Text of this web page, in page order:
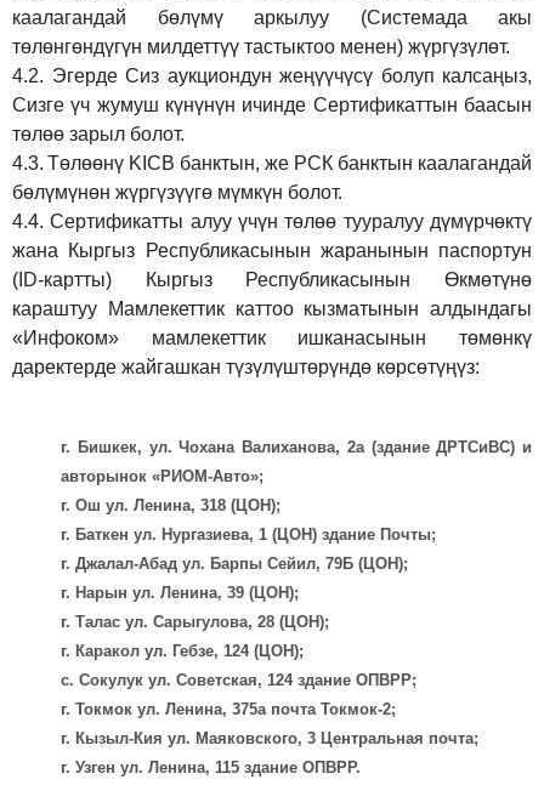
каалагандай бөлүмү аркылуу (Системада акы
төлөнгөндүгүн милдеттүү тастыктоо менен) жүргүзүлөт.
4.2. Эгерде Сиз аукциондун жеңүүчүсү болуп калсаңыз,
Сизге үч жумуш күнүнүн ичинде Сертификаттын баасын
төлөө зарыл болот.
4.3. Төлөөнү KICB банктын, же РСК банктын каалагандай
бөлүмүнөн жүргүзүүгө мүмкүн болот.
4.4.Сертификатты алуу үчүн төлөө тууралуу дүмүрчөктү
жана Кыргыз Республикасынын жаранынын паспортун
(ID-картты) Кыргыз Республикасынын Өкмөтүнө
караштуу Мамлекеттик каттоо кызматынын алдындагы
«Инфоком» мамлекеттик ишканасынын төмөнкү
даректерде жайгашкан түзүлүштөрүндө көрсөтүңүз:
г. Бишкек, ул. Чохана Валиханова, 2а (здание ДРТСиВС) и
авторынок «РИОМ-Авто»;
г. Ош ул. Ленина, 318 (ЦОН);
г. Баткен ул. Нургазиева, 1 (ЦОН) здание Почты;
г. Джалал-Абад ул. Барпы Сейил, 79Б (ЦОН);
г. Нарын ул. Ленина, 39 (ЦОН);
г. Талас ул. Сарыгулова, 28 (ЦОН);
г. Каракол ул. Гебзе, 124 (ЦОН);
с. Сокулук ул. Советская, 124 здание ОПВРР;
г. Токмок ул. Ленина, 375а почта Токмок-2;
г. Кызыл-Кия ул. Маяковского, 3 Центральная почта;
г. Узген ул. Ленина, 115 здание ОПВРР.